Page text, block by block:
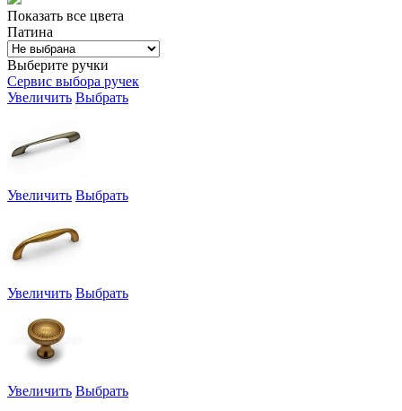
Показать все цвета
Патина
Выберите ручки
Сервис выбора ручек
Увеличить Выбрать
Увеличить Выбрать
Увеличить Выбрать
Увеличить Выбрать